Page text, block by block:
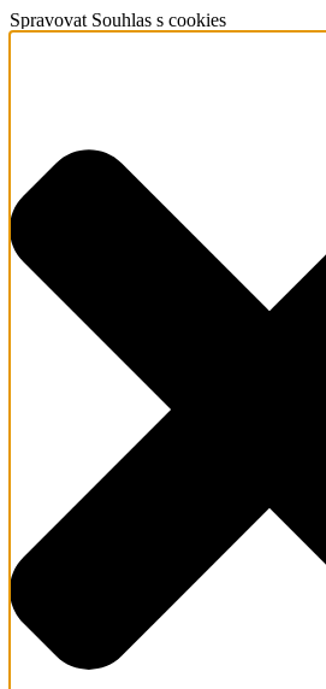
Spravovat Souhlas s cookies